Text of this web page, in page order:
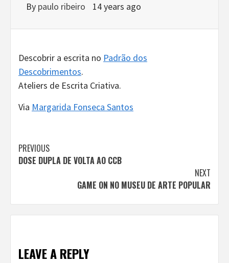
By paulo ribeiro 14 years ago
Descobrir a escrita no Padrão dos
Descobrimentos.
Ateliers de Escrita Criativa.
Via Margarida Fonseca Santos
Continue
Reading
PREVIOUS
DOSE DUPLA DE VOLTA AO CCB
NEXT
GAME ON NO MUSEU DE ARTE POPULAR
LEAVE A REPLY